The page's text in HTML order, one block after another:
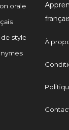
orale
style
À